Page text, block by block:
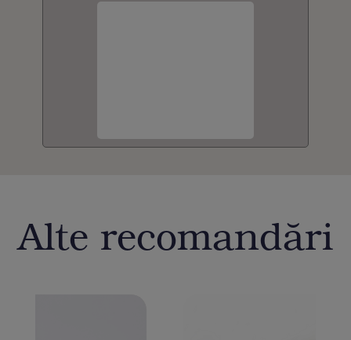
Alte recomandări